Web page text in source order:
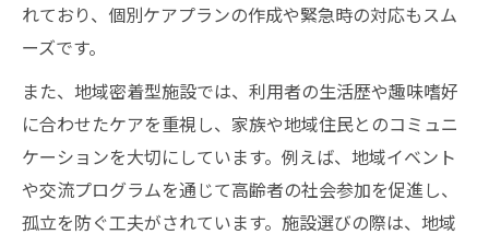
お金がない場合の高齢者介護サービス選び
ント
れており、個別ケアプランの作成や緊急時の対応もスム
ーズです。
また、地域密着型施設では、利用者の生活歴や趣味嗜好
に合わせたケアを重視し、家族や地域住民とのコミュニ
ケーションを大切にしています。例えば、地域イベント
や交流プログラムを通じて高齢者の社会参加を促進し、
孤立を防ぐ工夫がされています。施設選びの際は、地域